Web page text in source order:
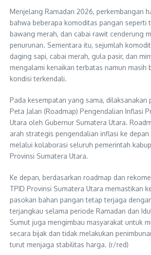
Menjelang Ramadan 2026, perkembangan
bahwa beberapa komoditas pangan seperti
bawang merah, dan cabai rawit cenderung
penurunan. Sementara itu, sejumlah
daging sapi, cabai merah, gula pasir, dan
mengalami kenaikan terbatas namun masih
kondisi terkendali.
Pada kesempatan yang sama, dilaksanakan
Peta Jalan (Roadmap) Pengendalian Inflasi
Utara oleh Gubernur Sumatera Utara.
arah strategis pengendalian inflasi ke depan
melalui kolaborasi seluruh pemerintah
Provinsi Sumatera Utara.
Ke depan, berdasarkan roadmap dan
TPID Provinsi Sumatera Utara memastikan
pasokan bahan pangan tetap terjaga
terjangkau selama periode Ramadan dan
Sumut juga mengimbau masyarakat untuk
secara bijak dan tidak melakukan
turut menjaga stabilitas harga. (r/red)